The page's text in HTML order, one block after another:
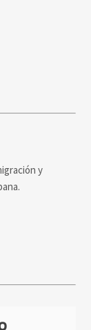
y